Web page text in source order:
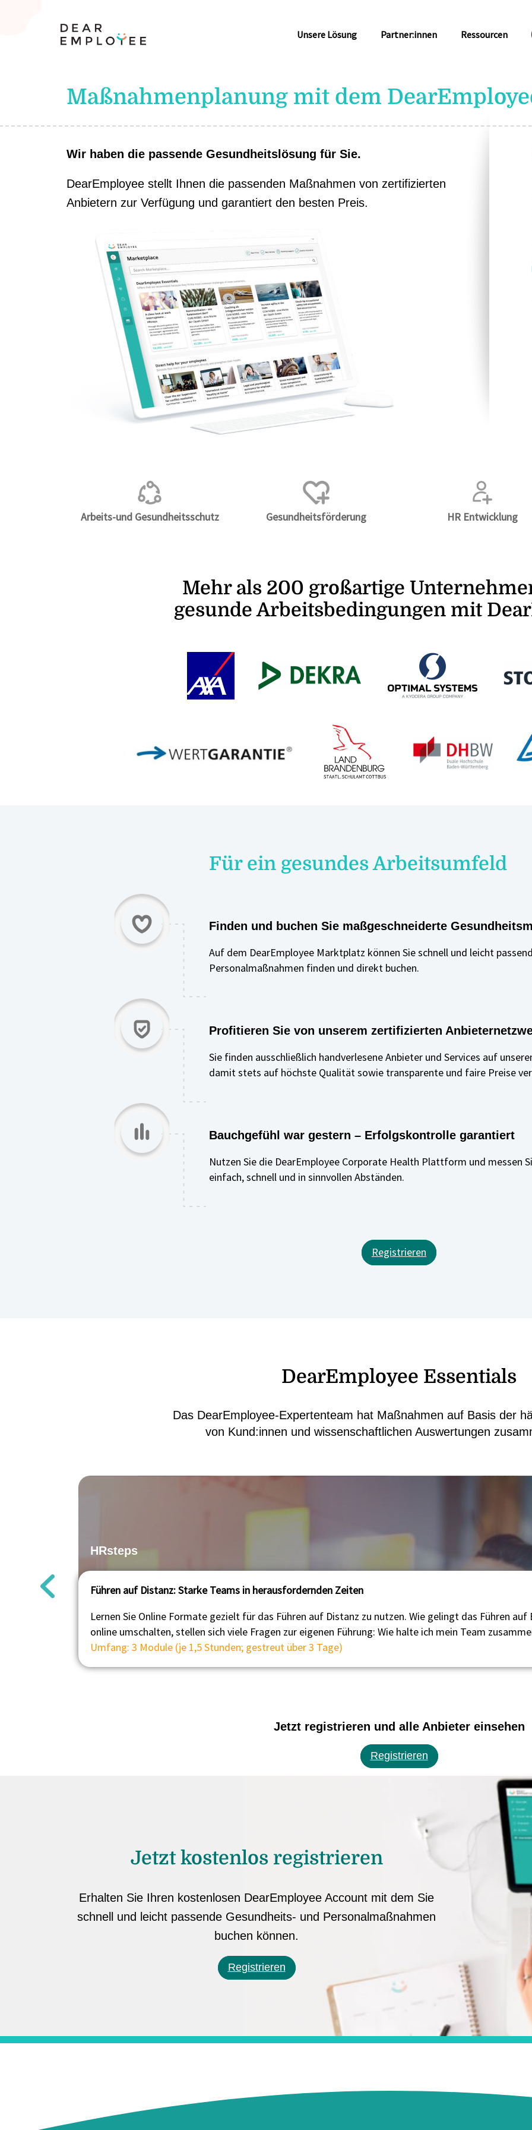
Unsere Lösung Partner:innen Ressourcen
Maßnahmenplanung mit dem
Wir haben die passende Gesundheitslösung für Sie.
DearEmployee stellt Ihnen die passenden Maßnahmen von zertifizierten
Anbietern zur Verfügung und garantiert den besten Preis.
Arbeits-und Gesundheitsschutz Gesundheitsförderung HR Entwicklung
Mehr als 200 großartige
gesunde Arbeitsbedingungen mit
Für ein gesundes Arbeitsumfeld
Finden und buchen Sie maßgeschneiderte
Auf dem DearEmployee Marktplatz können Sie schnell und leicht
Personalmaßnahmen finden und direkt buchen.
Profitieren Sie von unserem zertifizierten
Sie finden ausschließlich handverlesene Anbieter und Services auf
damit stets auf höchste Qualität sowie transparente und faire Preise
Bauchgefühl war gestern – Erfolgskontrolle garantiert
Nutzen Sie die DearEmployee Corporate Health Plattform und messen
einfach, schnell und in sinnvollen Abständen.
Registrieren
DearEmployee Essentials
Das DearEmployee-Expertenteam hat Maßnahmen auf Basis der
von Kund:innen und wissenschaftlichen Auswertungen
HRsteps
Führen auf Distanz: Starke Teams in herausfordernden Zeiten
Lernen Sie Online Formate gezielt für das Führen auf Distanz zu nutzen. Wie gelingt das Führen
online umschalten, stellen sich viele Fragen zur eigenen Führung: Wie halte ich mein Team
Umfang: 3 Module (je 1,5 Stunden; gestreut über 3 Tage)
Jetzt registrieren und alle Anbieter einsehen
Registrieren
Jetzt kostenlos registrieren
Erhalten Sie Ihren kostenlosen DearEmployee Account mit dem Sie
schnell und leicht passende Gesundheits- und Personalmaßnahmen
buchen können.
Registrieren